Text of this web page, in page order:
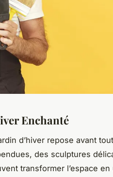
Enchanté
d’hiver repose avant
des sculptures
transformer l’espace en